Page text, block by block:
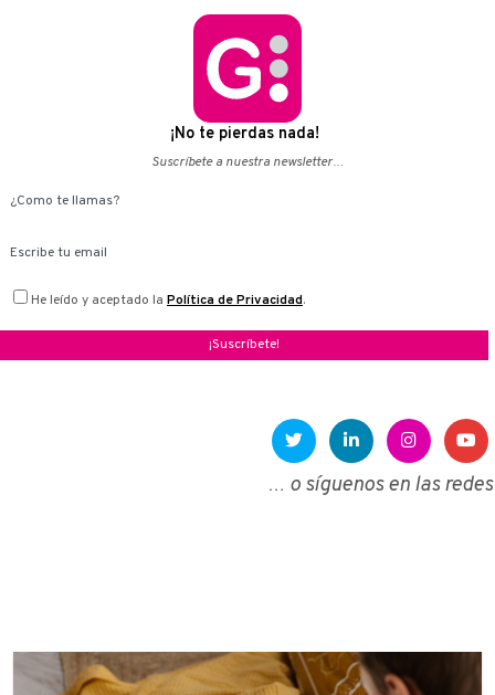
¡No te pierdas nada!
Suscríbete a nuestra newsletter…
Your name
Email
He leído y aceptado la Política de Privacidad.
Enlace a Twitter
Enlace a Linkedin
Enlace a
Enlace a Facebook
… o síguenos en las redes